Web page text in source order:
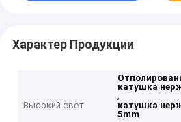
Характер Продукции
Высокий свет
катушка
,
катушка
5mm